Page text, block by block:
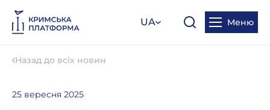
UA Меню
Назад до всіх новин
25 вересня 2025